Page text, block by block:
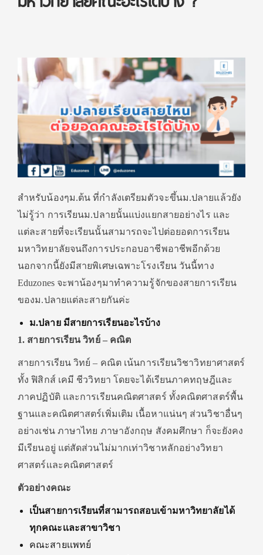
สำหรับน้องๆม.ต้น ที่กำลังเตรียมตัวจะขึ้นม.ปลายแล้วยัง
ไม่รู้ว่า การเรียนม.ปลายนั้นแบ่งแยกสายอย่างไร และ
แต่ละสายที่จะเรียนนั้นสามารถจะไปต่อยอดการเรียน
มหาวิทยาลัยจนถึงการประกอบอาชีพอาชีพอีกด้วย
นอกจากนี้ยังมีสายพิเศษเฉพาะโรงเรียน วันนี้ทาง
Eduzones จะพาน้องๆมาทำความรู้จักของสายการเรียน
ของม.ปลายแต่ละสายกันค่ะ
ม.ปลาย มีสายการเรียนอะไรบ้าง
1. สายการเรียน วิทย์ – คณิต
สายการเรียน วิทย์ – คณิต เน้นการเรียนวิชาวิทยาศาสตร์
ทั้ง ฟิสิกส์ เคมี ชีววิทยา โดยจะได้เรียนภาคทฤษฎีและ
ภาคปฏิบัติ และการเรียนคณิตศาสตร์ ทั้งคณิตศาสตร์พื้น
ฐานและคณิตศาสตร์เพิ่มเติม เนื้อหาแน่นๆ ส่วนวิชาอื่นๆ
อย่างเช่น ภาษาไทย ภาษาอังกฤษ สังคมศึกษา ก็จะยังคง
มีเรียนอยู่ แต่สัดส่วนไม่มากเท่าวิชาหลักอย่างวิทยา
ศาสตร์เเละคณิตศาสตร์
ตัวอย่างคณะ
เป็นสายการเรียนที่สามารถสอบเข้ามหาวิทยาลัยได้
ทุกคณะเเละสาขาวิชา
คณะสายเเพทย์